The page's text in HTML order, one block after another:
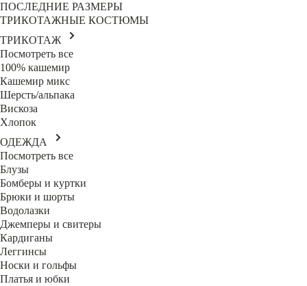
ПОСЛЕДНИЕ РАЗМЕРЫ
ТРИКОТАЖНЫЕ КОСТЮМЫ
ТРИКОТАЖ
Посмотреть все
100% кашемир
Кашемир микс
Шерсть/альпака
Вискоза
Хлопок
ОДЕЖДА
Посмотреть все
Блузы
Бомберы и куртки
Брюки и шорты
Водолазки
Джемперы и свитеры
Кардиганы
Леггинсы
Носки и гольфы
Платья и юбки